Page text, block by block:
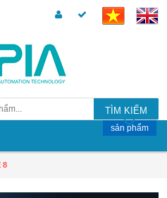
TÌM KIẾM
sản phẩm
8